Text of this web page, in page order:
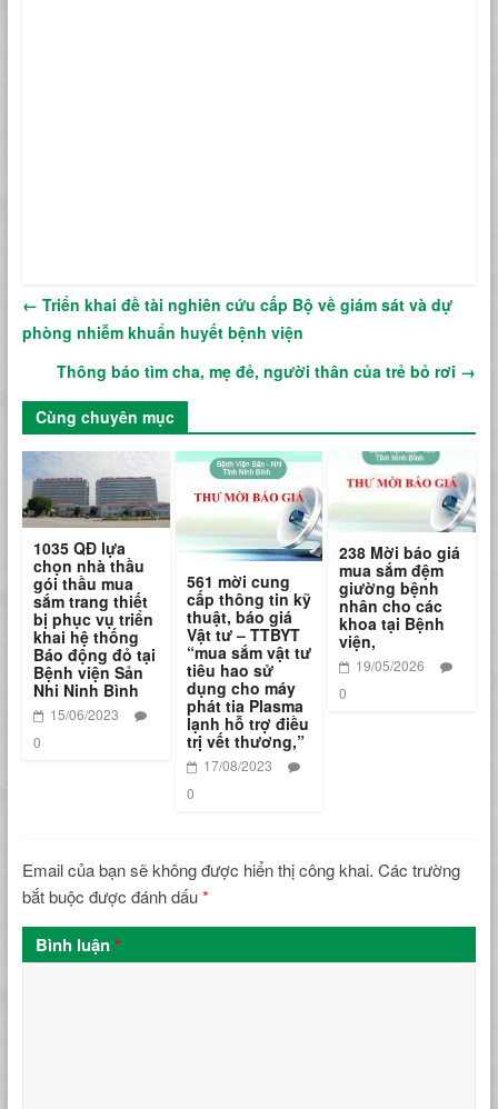
← Triển khai đề tài nghiên cứu cấp Bộ về giám sát và dự
phòng nhiễm khuẩn huyết bệnh viện
Thông báo tìm cha, mẹ đẻ, người thân của trẻ bỏ rơi →
Cùng chuyên mục
1035 QĐ lựa
chọn nhà thầu
gói thầu mua
sắm trang thiết
bị phục vụ triển
khai hệ thống
Báo động đỏ tại
Bệnh viện Sản
Nhi Ninh Bình
15/06/2023
0
561 mời cung
cấp thông tin kỹ
thuật, báo giá
Vật tư – TTBYT
“mua sắm vật tư
tiêu hao sử
dụng cho máy
phát tia Plasma
lạnh hỗ trợ điều
trị vết thương,”
17/08/2023
0
238 Mời báo giá
mua sắm đệm
giường bệnh
nhân cho các
khoa tại Bệnh
viện,
19/05/2026
0
Email của bạn sẽ không được hiển thị công khai. Các trường
bắt buộc được đánh dấu*
Bình luận*